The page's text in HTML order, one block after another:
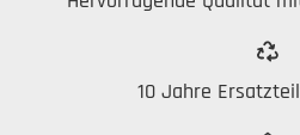
10 Jahre